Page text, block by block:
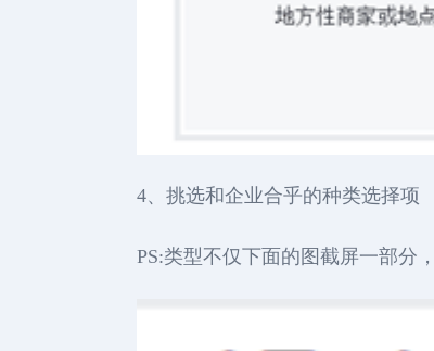
4、挑选和企业合乎的种类选择项
PS:类型不仅下面的图截屏一部分